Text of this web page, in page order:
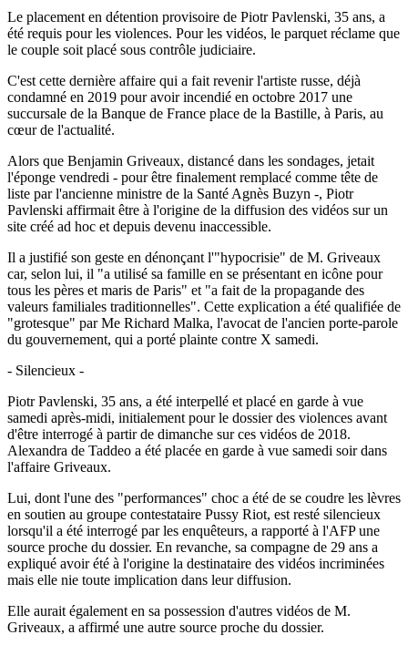
Le placement en détention provisoire de Piotr Pavlenski, 35 ans, a
été requis pour les violences. Pour les vidéos, le parquet réclame que
le couple soit placé sous contrôle judiciaire.
C'est cette dernière affaire qui a fait revenir l'artiste russe, déjà
condamné en 2019 pour avoir incendié en octobre 2017 une
succursale de la Banque de France place de la Bastille, à Paris, au
cœur de l'actualité.
Alors que Benjamin Griveaux, distancé dans les sondages, jetait
l'éponge vendredi - pour être finalement remplacé comme tête de
liste par l'ancienne ministre de la Santé Agnès Buzyn -, Piotr
Pavlenski affirmait être à l'origine de la diffusion des vidéos sur un
site créé ad hoc et depuis devenu inaccessible.
Il a justifié son geste en dénonçant l'"hypocrisie" de M. Griveaux
car, selon lui, il "a utilisé sa famille en se présentant en icône pour
tous les pères et maris de Paris" et "a fait de la propagande des
valeurs familiales traditionnelles". Cette explication a été qualifiée de
"grotesque" par Me Richard Malka, l'avocat de l'ancien porte-parole
du gouvernement, qui a porté plainte contre X samedi.
- Silencieux -
Piotr Pavlenski, 35 ans, a été interpellé et placé en garde à vue
samedi après-midi, initialement pour le dossier des violences avant
d'être interrogé à partir de dimanche sur ces vidéos de 2018.
Alexandra de Taddeo a été placée en garde à vue samedi soir dans
l'affaire Griveaux.
Lui, dont l'une des "performances" choc a été de se coudre les lèvres
en soutien au groupe contestataire Pussy Riot, est resté silencieux
lorsqu'il a été interrogé par les enquêteurs, a rapporté à l'AFP une
source proche du dossier. En revanche, sa compagne de 29 ans a
expliqué avoir été à l'origine la destinataire des vidéos incriminées
mais elle nie toute implication dans leur diffusion.
Elle aurait également en sa possession d'autres vidéos de M.
Griveaux, a affirmé une autre source proche du dossier.